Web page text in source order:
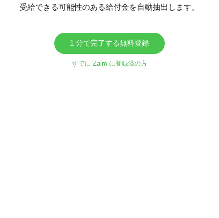
受給できる可能性のある給付金を自動抽出します。
1 分で完了する無料登録
すでに Zaim に登録済の方